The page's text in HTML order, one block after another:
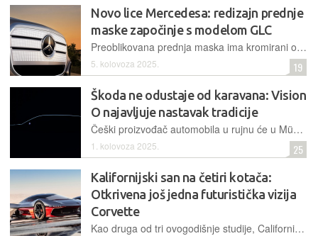
Novo lice Mercedesa: redizajn prednje
maske započinje s modelom GLC
Preoblikovana prednja maska ima kromirani okvir, rešetkastu strukturu s izgledom poput dimljenog stakla i integriranu rasvjetu. Prvo će se pojaviti na novom električnom modelu GLC
5. kolovoza 2025. 19
Škoda ne odustaje od karavana: Vision
O najavljuje nastavak tradicije
Češki proizvođač automobila u rujnu će u Münchenu predstaviti konceptni karavan koji najavljuje evoluciju dizajnerskog jezika "Modern Solid", slavi 130 godina tradicije i stavlja fokus na održivost
1. kolovoza 2025. 25
Kalifornijski san na četiri kotača:
Otkrivena još jedna futuristička vizija
Corvette
Kao druga od tri ovogodišnje studije, California Corvette donosi futuristički dizajn inspiriran kulturom Južne Kalifornije, s inovativnim rješenjem koje ga uklanjanjem krova pretvara u trkaći bolid